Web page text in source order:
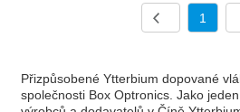
1
Přizpůsobené Ytterbium dopované
společnosti Box Optronics. Jako